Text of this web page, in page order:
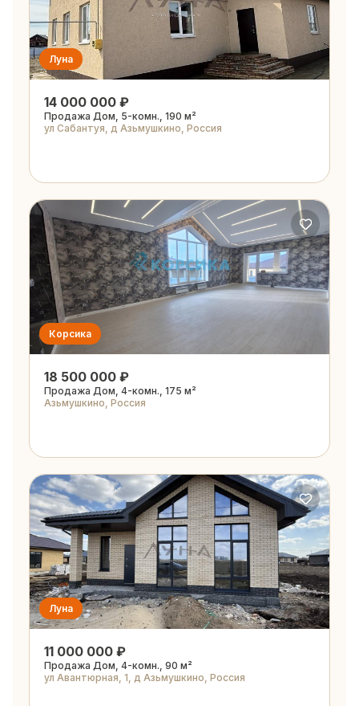
Луна
14 000 000 ₽
Продажа Дом, 5-комн., 190 м²
ул Сабантуя, д Азьмушкино, Россия
Корсика
18 500 000 ₽
Продажа Дом, 4-комн., 175 м²
Азьмушкино, Россия
Луна
11 000 000 ₽
Продажа Дом, 4-комн., 90 м²
ул Авантюрная, 1, д Азьмушкино, Россия